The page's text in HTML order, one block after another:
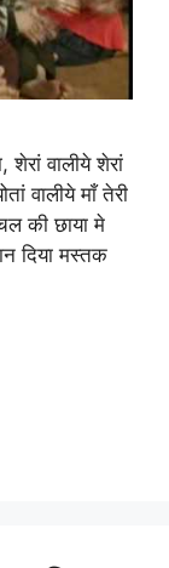
वालीये शेरां
वालीये माँ तेरी
की छाया मे
दिया मस्तक